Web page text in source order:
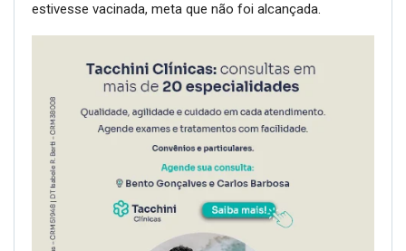
estivesse vacinada, meta que não foi alcançada.